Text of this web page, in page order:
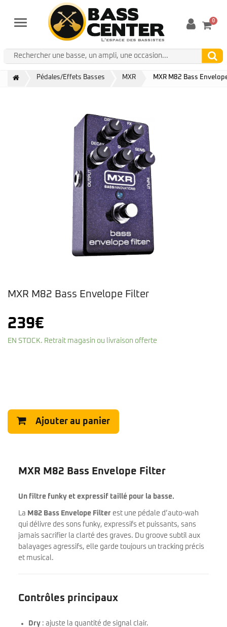
Menu 0
Pédales/Effets Basses MXR MXR M82 Bass
MXR M82 Bass Envelope Filter
239€
EN STOCK. Retrait magasin ou livraison offerte
Ajouter au panier
MXR M82 Bass Envelope Filter
Un filtre funky et expressif taillé pour la basse.
La M82 Bass Envelope Filter est une pédale d’auto-wah
qui délivre des sons funky, expressifs et puissants, sans
jamais sacrifier la clarté des graves. Du groove subtil aux
balayages agressifs, elle garde toujours un tracking précis
et musical.
Contrôles principaux
Dry : ajuste la quantité de signal clair.